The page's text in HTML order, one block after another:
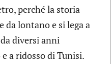
perché la storia
da lontano e si lega a
diversi anni
a ridosso di Tunisi.